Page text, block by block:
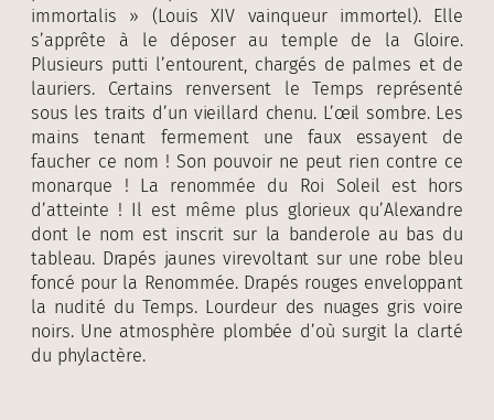
immortalis » (Louis XIV vainqueur immortel). Elle
s’apprête à le déposer au temple de la Gloire.
Plusieurs putti l’entourent, chargés de palmes et de
lauriers. Certains renversent le Temps représenté
sous les traits d’un vieillard chenu. L’œil sombre. Les
mains tenant fermement une faux essayent de
faucher ce nom ! Son pouvoir ne peut rien contre ce
monarque ! La renommée du Roi Soleil est hors
d’atteinte ! Il est même plus glorieux qu’Alexandre
dont le nom est inscrit sur la banderole au bas du
tableau. Drapés jaunes virevoltant sur une robe bleu
foncé pour la Renommée. Drapés rouges enveloppant
la nudité du Temps. Lourdeur des nuages gris voire
noirs. Une atmosphère plombée d’où surgit la clarté
du phylactère.